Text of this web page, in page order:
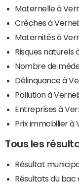
Maternelle à
Crèches à
Maternités à
Risques naturels
Nombre de
Délinquance à
Pollution à
Entreprises à
Prix immobilier à
Tous les
Résultat
Résultats du bac